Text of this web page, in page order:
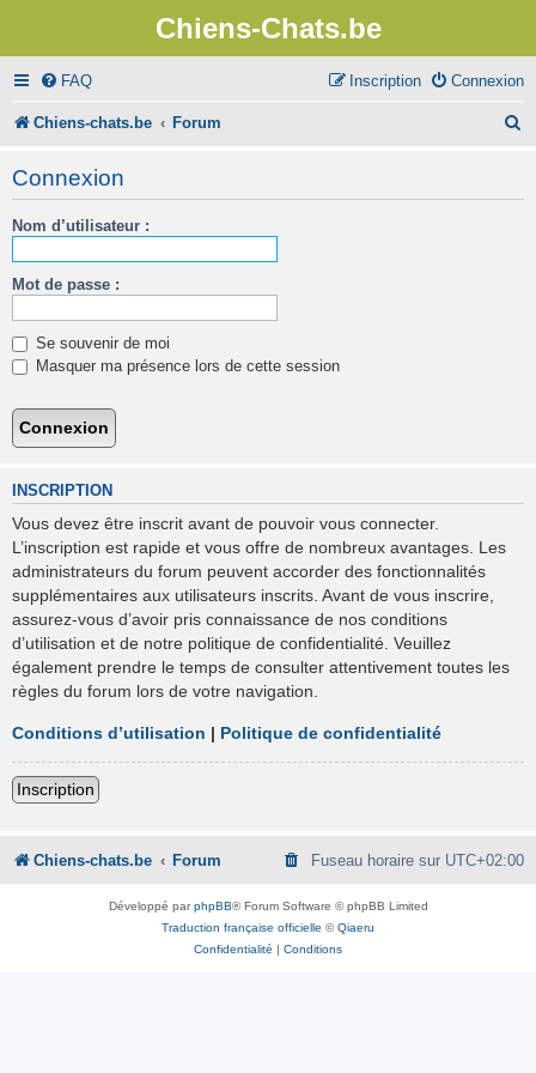
Chiens-Chats.be
FAQ Connexion
Inscription
Chiens-chats.be Forum
Connexion
Nom d’utilisateur :
Mot de passe :
Se souvenir de moi
Masquer ma présence lors de cette session
INSCRIPTION
Vous devez être inscrit avant de pouvoir vous connecter.
L’inscription est rapide et vous offre de nombreux avantages. Les
administrateurs du forum peuvent accorder des fonctionnalités
supplémentaires aux utilisateurs inscrits. Avant de vous inscrire,
assurez-vous d’avoir pris connaissance de nos conditions
d’utilisation et de notre politique de confidentialité. Veuillez
également prendre le temps de consulter attentivement toutes les
règles du forum lors de votre navigation.
Conditions d’utilisation | Politique de confidentialité
Inscription
Chiens-chats.be Forum Fuseau horaire sur UTC+02:00
Développé parphpBB® Forum Software © phpBB Limited
Traduction française officielle ©Qiaeru
Confidentialité | Conditions